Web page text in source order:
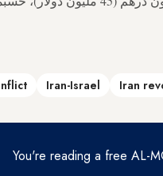
Iran
Iran-Israel
You're reading a free AL-